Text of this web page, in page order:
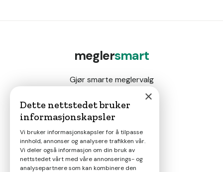
meglersmart
Gjør smarte meglervalg
Magasin
Nyheter
×
Dette nettstedet bruker
informasjonskapsler
Vi bruker informasjonskapsler for å tilpasse
innhold, annonser og analysere trafikken vår.
Vi deler også informasjon om din bruk av
nettstedet vårt med våre annonserings- og
analysepartnere som kan kombinere den